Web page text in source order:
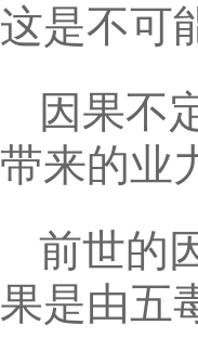
这是不可
因果不
带来的业
前世的
果是由五